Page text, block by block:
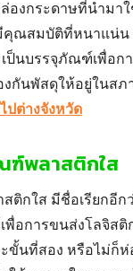
องกระดาษที่นำมา
คุณสมบัติที่หนาแน่น
ป็นบรรจุภัณฑ์เพื่อก
งกันพัสดุให้อยู่ในส
ปต่างจังหวัด
ฑ์พลาสติกใส
ติกใส มีชื่อเรียกอีก
อการขนส่งโลจิสติ
ขั้นที่สอง หรือไม่ก็ห่